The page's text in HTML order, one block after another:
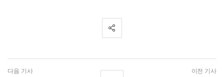
다음 기사 이전 기사